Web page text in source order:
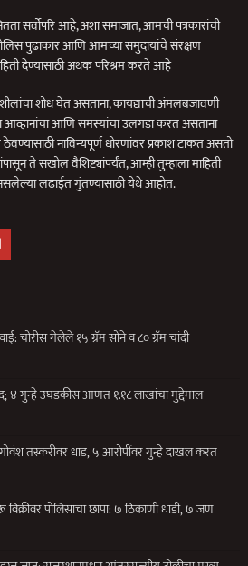
सर्वोपरि आहे, अशा समाजात, आमची पत्रकारांची
पोलिस पुढाकार आणि आमच्या समुदायांचे संरक्षण
देण्यासाठी अथक परिश्रम करते आहे
शोध घेत असताना, कायद्याची अंमलबजावणी
आव्हानांचा आणि समस्यांचा उलगडा करत असताना
ठेवण्यासाठी नाविन्यपूर्ण धोरणांवर प्रकाश टाकत असतो
ते सखोल वैशिष्ट्यांपर्यंत, आम्ही तुम्हाला माहिती
लढाईत गुंतण्यासाठी येथे आहोत.
चोरीस गेलेले १५ ग्रॅम सोने व ८० ग्रॅम चांदी
४ गुन्हे उघडकीस आणत १.१८ लाखांचा मुद्देमाल
तस्करीवर धाड, ५ आरोपींवर गुन्हे दाखल करत
पोलिसांचा छापा: ७ ठिकाणी धाडी, ७ जण